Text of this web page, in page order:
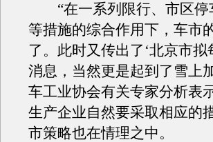
“在一系列限行、市区停
等措施的综合作用下，车市
了。此时又传出了‘北京市
消息，当然更是起到了雪上
车工业协会有关专家分析表
生产企业自然要采取相应的
市策略也在情理之中。